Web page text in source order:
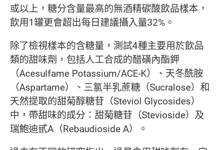
或以上，糖分含量最高的無酒精碳酸飲品樣本，
飲用1罐更會超出每日建議攝入量32%。
除了檢視樣本的含糖量，測試4種主要用於飲品
類的甜味劑，包括人工合成的醋磺內酯鉀
（Acesulfame Potassium/ACE-K）、天冬酰胺
（Aspartame）、三氯半乳蔗糖（Sucralose）和
天然提取的甜菊醇糖苷（Steviol Glycosides）
中，帶甜味的成分：甜菊糖苷（Stevioside）及
瑞鮑迪甙A（Rebaudioside A）。